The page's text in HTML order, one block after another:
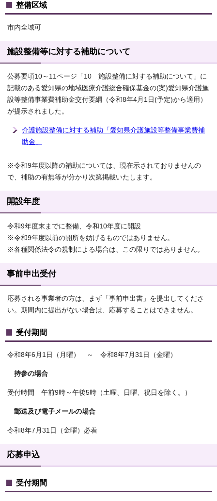
整備区域
市内全域可
施設整備等に対する補助について
公募要項10～11ページ「10 施設整備に対する補助について」に
記載のある愛知県の地域医療介護総合確保基金の(案)愛知県介護施
設等整備事業費補助金交付要綱（令和8年4月1日(予定)から適用）
が提示されました。
介護施設整備に対する補助「愛知県介護施設等整備事業費補
助金」
※令和9年度以降の補助については、現在示されておりませんの
で、補助の有無等が分かり次第掲載いたします。
開設年度
令和9年度末までに整備、令和10年度に開設
※令和9年度以前の開所を妨げるものではありません。
※各種関係法令の規制による場合は、この限りではありません。
事前申出受付
応募される事業者の方は、まず「事前申出書」を提出してくださ
い。期間内に提出がない場合は、応募することはできません。
受付期間
令和8年6月1日（月曜） ～ 令和8年7月31日（金曜）
持参の場合
受付時間 午前9時～午後5時（土曜、日曜、祝日を除く。）
郵送及び電子メールの場合
令和8年7月31日（金曜）必着
応募申込
受付期間